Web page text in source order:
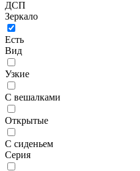
ДСП
Зеркало
Есть
Вид
Узкие
С вешалками
Открытые
С сиденьем
Серия